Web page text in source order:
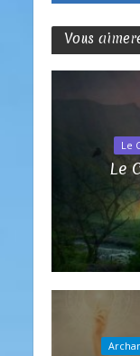
Vous
Le
Le